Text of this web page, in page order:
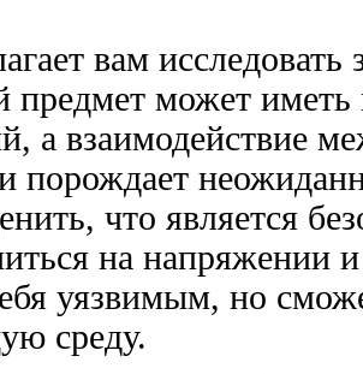
вам
предмет может иметь
а взаимодействие
порождает
что является
на напряжении
уязвимым, но
среду.